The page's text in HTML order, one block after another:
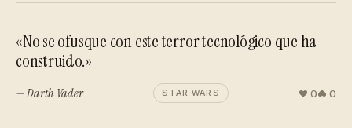
«No se ofusque con este terror tecnológico que ha
construido.»
— Darth Vader STAR WARS 0 0